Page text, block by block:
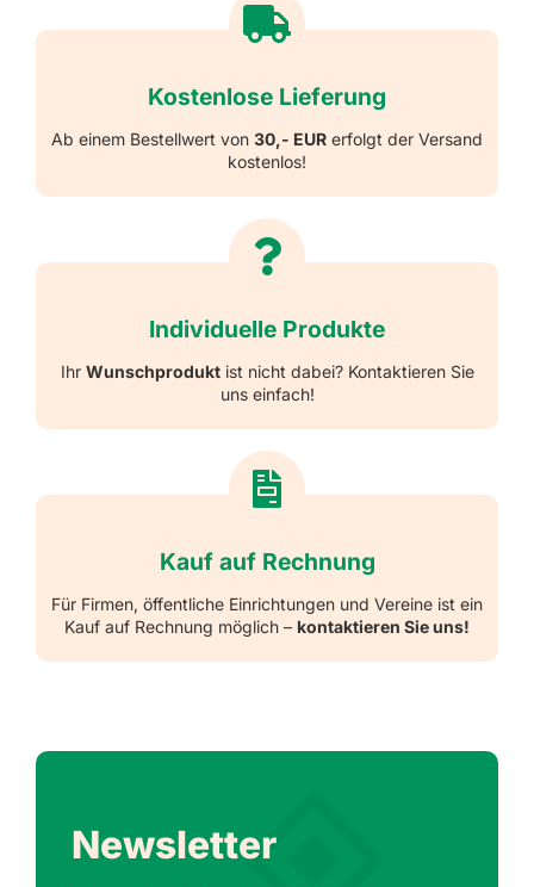
Kostenlose Lieferung
Ab einem Bestellwert von 30,- EUR erfolgt der Versand
kostenlos!
Individuelle Produkte
Ihr Wunschproduktist nicht dabei? Kontaktieren Sie
uns einfach!
Kauf auf Rechnung
Für Firmen, öffentliche Einrichtungen und Vereine ist ein
Kauf auf Rechnung möglich – kontaktieren Sie uns!
Newsletter